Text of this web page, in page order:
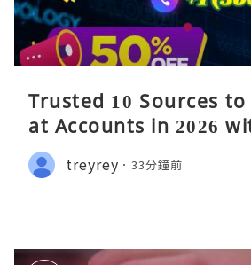
Trusted 10 Sources to
at Accounts in 2026
treyrey 33分鐘前